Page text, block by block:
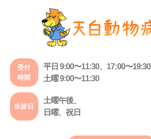
受付
時間
平日 9:00〜11:30、17:00〜19:30
土曜 9:00〜11:30
休診日
土曜午後、
日曜、祝日